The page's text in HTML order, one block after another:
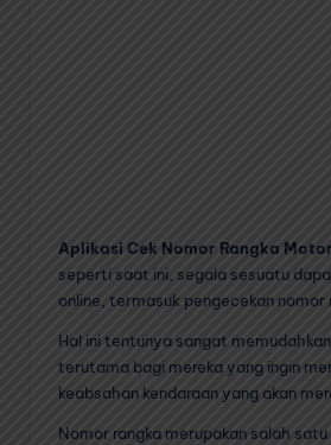
Aplikasi Cek Nomor Rangka
seperti saat ini, segala sesuatu
online, termasuk pengecekan nomor
Hal ini tentunya sangat
terutama bagi mereka yang ingin
keabsahan kendaraan yang akan
Nomor rangka merupakan salah